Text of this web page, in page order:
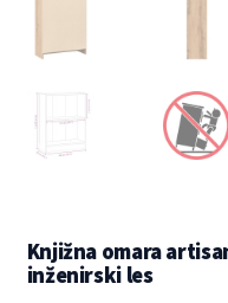
Knjižna omara
inženirski les